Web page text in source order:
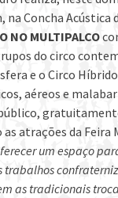
na Concha
NO MULTIPALCO
do circo
e o Circo
aéreos e
atrações da Feira
um espaço
trabalhos
as tradicionais